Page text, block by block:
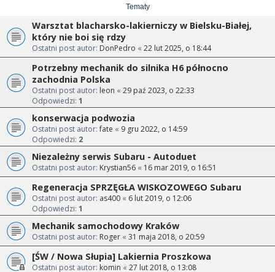
Tematy
Warsztat blacharsko-lakierniczy w Bielsku-Białej,
który nie boi się rdzy
Ostatni post autor: DonPedro « 22 lut 2025, o 18:44
Potrzebny mechanik do silnika H6 północno
zachodnia Polska
Ostatni post autor: leon « 29 paź 2023, o 22:33
Odpowiedzi: 1
konserwacja podwozia
Ostatni post autor:fate « 9 gru 2022, o 14:59
Odpowiedzi: 2
Niezależny serwis Subaru - Autoduet
Ostatni post autor: Krystian56 « 16 mar 2019, o 16:51
Regeneracja SPRZĘGŁA WISKOZOWEGO Subaru
Ostatni post autor: as400 « 6 lut 2019, o 12:06
Odpowiedzi: 1
Mechanik samochodowy Kraków
Ostatni post autor: Roger « 31 maja 2018, o 20:59
[ŚW / Nowa Słupia] Lakiernia Proszkowa
Ostatni post autor: komin « 27 lut 2018, o 13:08